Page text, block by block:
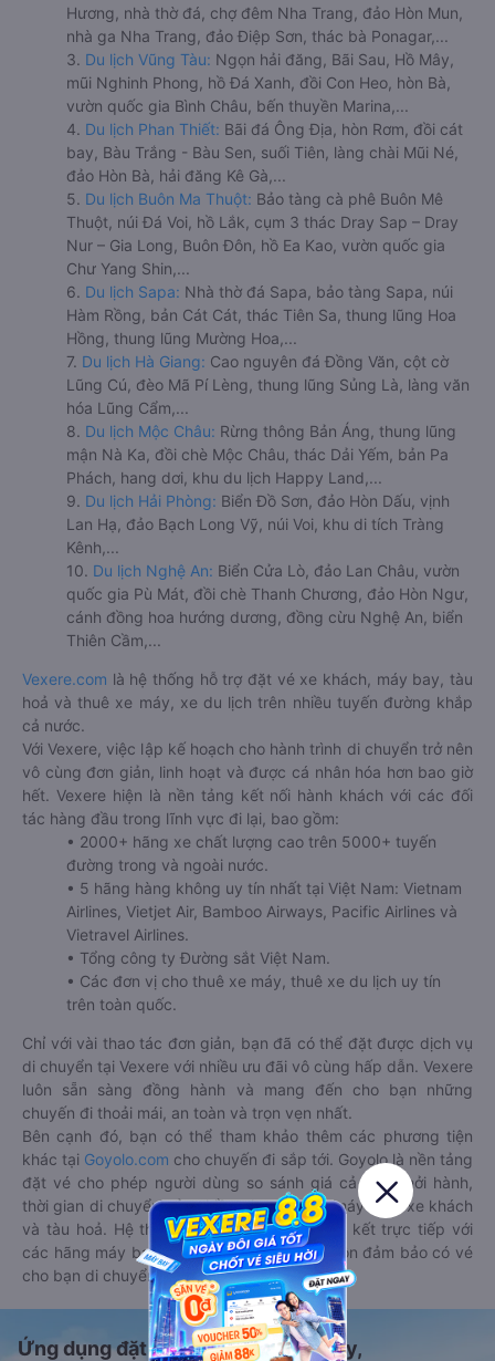
Hương, nhà thờ đá, chợ đêm Nha Trang, đảo Hòn Mun,
nhà ga Nha Trang, đảo Điệp Sơn, thác bà Ponagar,...
3. Du lịch Vũng Tàu: Ngọn hải đăng, Bãi Sau, Hồ Mây,
mũi Nghinh Phong, hồ Đá Xanh, đồi Con Heo, hòn Bà,
vườn quốc gia Bình Châu, bến thuyền Marina,...
4. Du lịch Phan Thiết: Bãi đá Ông Địa, hòn Rơm, đồi cát
bay, Bàu Trắng - Bàu Sen, suối Tiên, làng chài Mũi Né,
đảo Hòn Bà, hải đăng Kê Gà,...
5. Du lịch Buôn Ma Thuột: Bảo tàng cà phê Buôn Mê
Thuột, núi Đá Voi, hồ Lắk, cụm 3 thác Dray Sap – Dray
Nur – Gia Long, Buôn Đôn, hồ Ea Kao, vườn quốc gia
Chư Yang Shin,...
6. Du lịch Sapa: Nhà thờ đá Sapa, bảo tàng Sapa, núi
Hàm Rồng, bản Cát Cát, thác Tiên Sa, thung lũng Hoa
Hồng, thung lũng Mường Hoa,...
7. Du lịch Hà Giang: Cao nguyên đá Đồng Văn, cột cờ
Lũng Cú, đèo Mã Pí Lèng, thung lũng Sủng Là, làng văn
hóa Lũng Cẩm,...
8. Du lịch Mộc Châu: Rừng thông Bản Áng, thung lũng
mận Nà Ka, đồi chè Mộc Châu, thác Dải Yếm, bản Pa
Phách, hang dơi, khu du lịch Happy Land,...
9. Du lịch Hải Phòng: Biển Đồ Sơn, đảo Hòn Dấu, vịnh
Lan Hạ, đảo Bạch Long Vỹ, núi Voi, khu di tích Tràng
Kênh,...
10. Du lịch Nghệ An: Biển Cửa Lò, đảo Lan Châu, vườn
quốc gia Pù Mát, đồi chè Thanh Chương, đảo Hòn Ngư,
cánh đồng hoa hướng dương, đồng cừu Nghệ An, biển
Thiên Cầm,...
Vexere.com là hệ thống hỗ trợ đặt vé xe khách, máy bay, tàu
hoả và thuê xe máy, xe du lịch trên nhiều tuyến đường khắp
cả nước.
Với Vexere, việc lập kế hoạch cho hành trình di chuyển trở nên
vô cùng đơn giản, linh hoạt và được cá nhân hóa hơn bao giờ
hết. Vexere hiện là nền tảng kết nối hành khách với các đối
tác hàng đầu trong lĩnh vực đi lại, bao gồm:
• 2000+ hãng xe chất lượng cao trên 5000+ tuyến
đường trong và ngoài nước.
• 5 hãng hàng không uy tín nhất tại Việt Nam: Vietnam
Airlines, Vietjet Air, Bamboo Airways, Pacific Airlines và
Vietravel Airlines.
• Tổng công ty Đường sắt Việt Nam.
• Các đơn vị cho thuê xe máy, thuê xe du lịch uy tín
trên toàn quốc.
Chỉ với vài thao tác đơn giản, bạn đã có thể đặt được dịch vụ
di chuyển tại Vexere với nhiều ưu đãi vô cùng hấp dẫn. Vexere
luôn sẵn sàng đồng hành và mang đến cho bạn những
chuyến đi thoải mái, an toàn và trọn vẹn nhất.
Bên cạnh đó, bạn có thể tham khảo thêm các phương tiện
khác tại Goyolo.com cho chuyến đi sắp tới. Goyolo là nền tảng
đặt vé cho phép người dùng so sánh giá cả, giờ khởi hành,
thời gian di chuyển của nhiều phương tiện máy bay, xe khách
và tàu hoả. Hệ thống của Goyolo được liên kết trực tiếp với
các hãng máy bay, xe khách và tàu hoả, luôn đảm bảo có vé
cho bạn di chuyển.
Ứng dụng đặt vé Xe khách, Máy bay,